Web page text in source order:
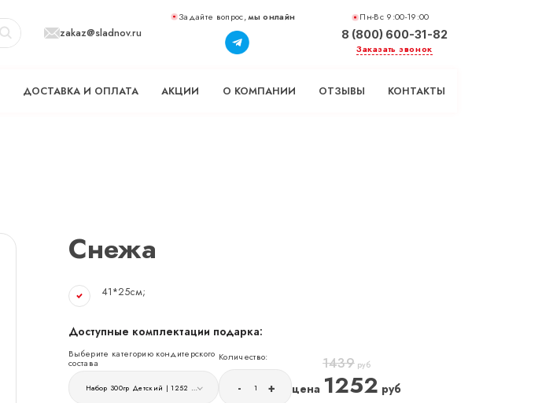
zakaz@sladnov.ru
Задайте вопрос,мы онлайн Пн-Вс 9:00-19:00
8 (800) 600-31-82
Заказать звонок
ДОСТАВКА И ОПЛАТА АКЦИИ О КОМПАНИИ ОТЗЫВЫ КОНТАКТЫ
Снежа
41*25см;
Доступные комплектации подарка:
Выберите категорию кондитерского
состава
Набор 300гр Детский | 1252 руб
Количество:
- +
1439руб
цена 1252 руб